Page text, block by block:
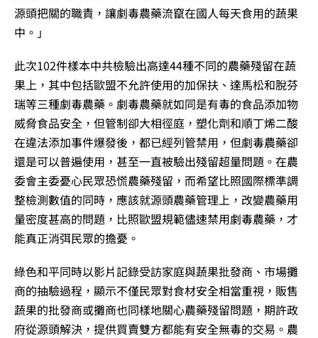
源頭把關的職責，讓劇毒農藥流竄在國人每天食用的蔬果
中。」
此次102件樣本中共檢驗出高達44種不同的農藥殘留在蔬
果上，其中包括歐盟不允許使用的加保扶、達馬松和脫芬
瑞等三種劇毒農藥。劇毒農藥就如同是有毒的食品添加物
威脅食品安全，但管制卻大相徑庭，塑化劑和順丁烯二酸
在違法添加事件爆發後，都已經列管禁用，但劇毒農藥卻
還是可以普遍使用，甚至一直被驗出殘留超量問題。在農
委會主委憂心民眾恐慌農藥殘留，而希望比照國際標準調
整檢測數值的同時，應該就源頭農藥管理上，改變農藥用
量密度甚高的問題，比照歐盟規範儘速禁用劇毒農藥，才
能真正消弭民眾的擔憂。
綠色和平同時以影片記錄受訪家庭與蔬果批發商、市場攤
商的抽驗過程，顯示不僅民眾對食材安全相當重視，販售
蔬果的批發商或攤商也同樣地關心農藥殘留問題，期許政
府從源頭解決，提供買賣雙方都能有安全無毒的交易。農